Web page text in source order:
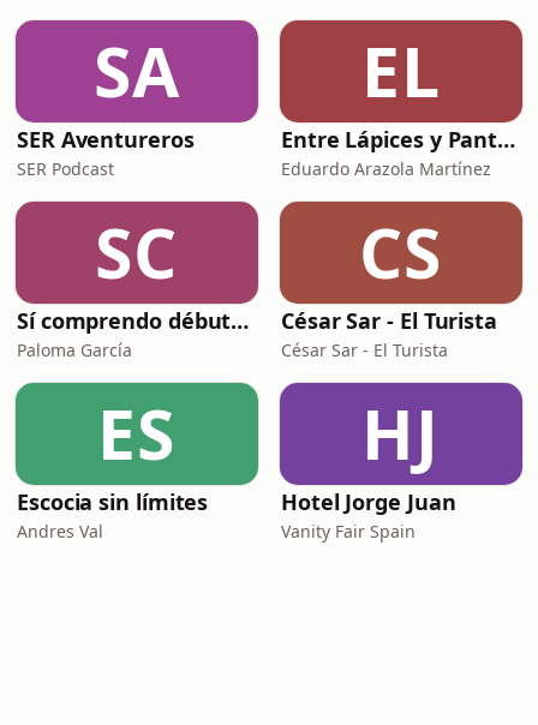
SA
SER Aventureros
SER Podcast
EL
Entre Lápices y Pantallas
Eduardo Arazola Martínez
SC
Sí comprendo débutants - Podcast pour apprendre l'espagnol
Paloma García
CS
César Sar - El Turista
César Sar - El Turista
ES
Escocia sin límites
Andres Val
HJ
Hotel Jorge Juan
Vanity Fair Spain